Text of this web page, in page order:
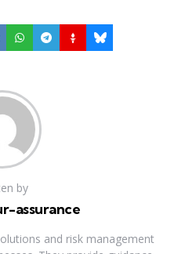
by
assurance
and risk management